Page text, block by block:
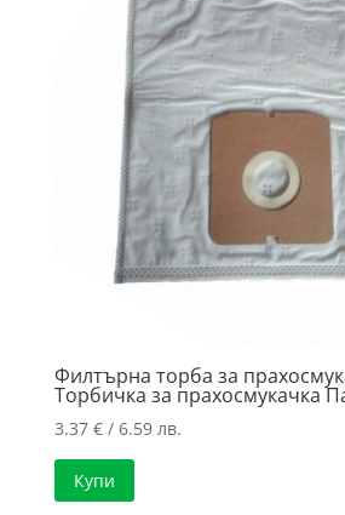
Филтърна торба за
Торбичка за прахосмукачка
3.37 €/ 6.59 лв.
Купи